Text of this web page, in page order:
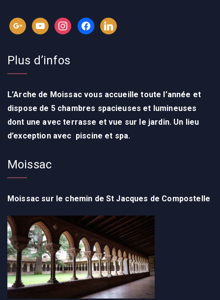
Plus d’infos
L’Arche de Moissac vous accueille toute l’année et
dispose de 5 chambres spacieuses et lumineuses
dont une avec terrasse et vue sur le jardin. Un lieu
d’exception avec piscine et spa.
Moissac
Moissac sur le chemin de St Jacques de Compostelle